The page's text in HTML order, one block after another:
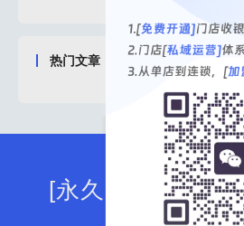
热门文章
[永久免费]的店务